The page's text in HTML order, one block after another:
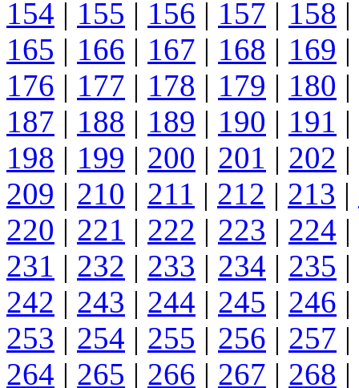
154 | 155 | 156 | 157 | 158 |
165 | 166 | 167 | 168 | 169 |
176 | 177 | 178 | 179 | 180 |
187 | 188 | 189 | 190 | 191 |
198 | 199 | 200 | 201 | 202 |
209 | 210 | 211 | 212 | 213 |
220 | 221 | 222 | 223 | 224 |
231 | 232 | 233 | 234 | 235 |
242 | 243 | 244 | 245 | 246 |
253 | 254 | 255 | 256 | 257 |
264 | 265 | 266 | 267 | 268 |